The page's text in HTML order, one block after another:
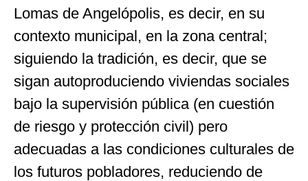
Lomas de Angelópolis, es decir, en su
contexto municipal, en la zona central;
siguiendo la tradición, es decir, que se
sigan autoproduciendo viviendas sociales
bajo la supervisión pública (en cuestión
de riesgo y protección civil) pero
adecuadas a las condiciones culturales de
los futuros pobladores, reduciendo de